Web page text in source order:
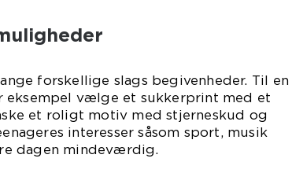
forskellige slags begivenheder. Til en
vælge et sukkerprint med et
et roligt motiv med stjerneskud og
interesser såsom sport, musik
dagen mindeværdig.